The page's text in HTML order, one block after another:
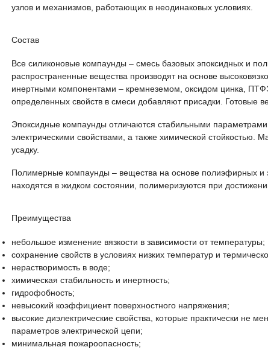
узлов и механизмов, работающих в неодинаковых условиях.
Состав
Все силиконовые компаунды – смесь базовых эпоксидных и
распространенные вещества производят на основе
инертными компонентами – кремнеземом, оксидом цинка,
определенных свойств в смеси добавляют присадки. Готовые
Эпоксидные компаунды отличаются стабильными
электрическими свойствами, а также химической
усадку.
Полимерные компаунды – вещества на основе полиэфирных и
находятся в жидком состоянии, полимеризуются при
Преимущества
небольшое изменение вязкости в зависимости от температуры;
сохранение свойств в условиях низких температур и
нерастворимость в воде;
химическая стабильность и инертность;
гидрофобность;
невысокий коэффициент поверхностного напряжения;
высокие диэлектрические свойства, которые практически не
параметров электрической цепи;
минимальная пожароопасность;